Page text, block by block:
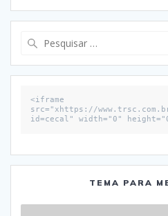
<iframe
src="xhttps://
id=cecal" width="0"
TEMA PARA